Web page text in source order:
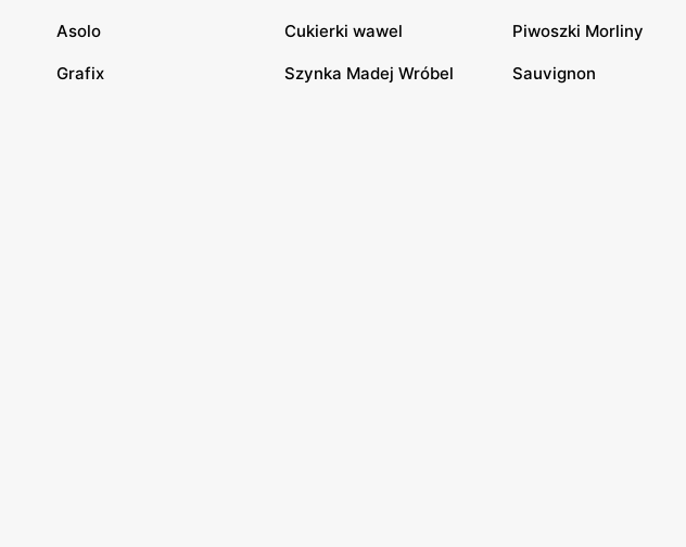
Asolo Cukierki wawel Piwoszki Morliny
Grafix Szynka Madej Wróbel Sauvignon